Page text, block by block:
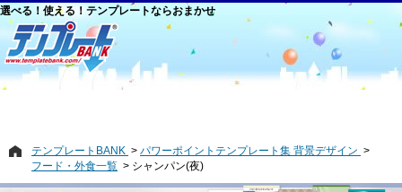
選べる！使える！テンプレートならおまかせ
テンプレートBANK
パワーポイントテンプレート集 背景デザイン
フード・外食一覧
シャンパン(夜)